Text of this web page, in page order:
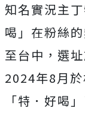
知名實況主
喝」在粉絲
至台中，選
2024年8月於
「特．好喝